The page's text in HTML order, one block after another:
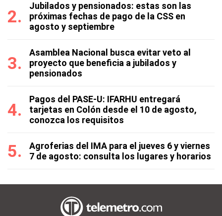
Jubilados y pensionados: estas son las
próximas fechas de pago de la CSS en
agosto y septiembre
Asamblea Nacional busca evitar veto al
proyecto que beneficia a jubilados y
pensionados
Pagos del PASE-U: IFARHU entregará
tarjetas en Colón desde el 10 de agosto,
conozca los requisitos
Agroferias del IMA para el jueves 6 y viernes
7 de agosto: consulta los lugares y horarios